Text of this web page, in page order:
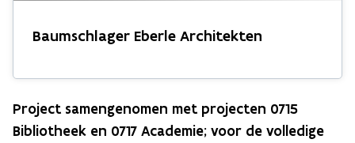
Baumschlager Eberle Architekten
Project samengenomen met projecten 0715
Bibliotheek en 0717 Academie; voor de volledige